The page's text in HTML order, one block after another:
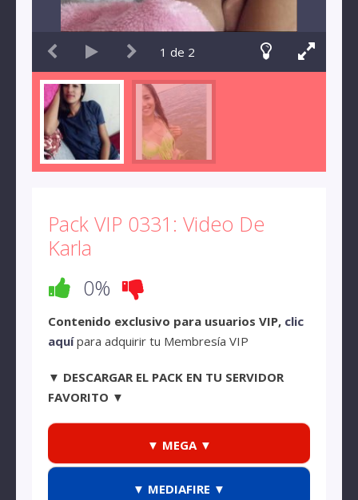
1 de 2
Pack VIP 0331: Video De
Karla
0%
Contenido exclusivo para usuarios VIP, clic
aquípara adquirir tu Membresía VIP
▼ DESCARGAR EL PACK EN TU SERVIDOR
FAVORITO ▼
▼ MEGA ▼
▼ MEDIAFIRE ▼